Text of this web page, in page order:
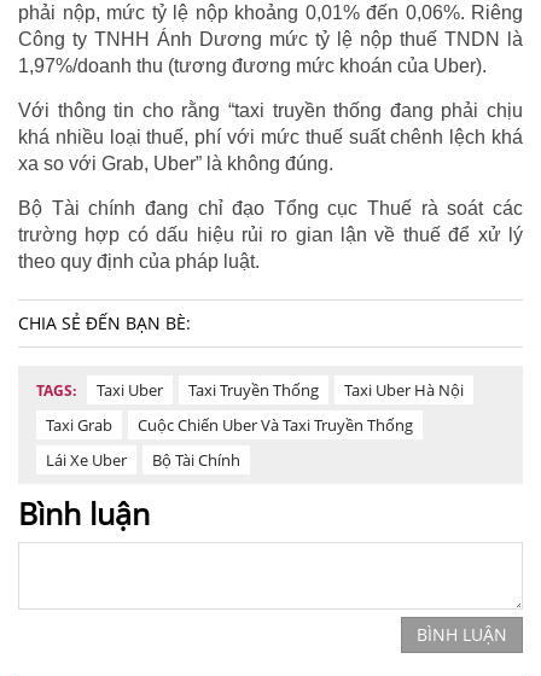
phải nộp, mức tỷ lệ nộp khoảng 0,01% đến 0,06%. Riêng
Công ty TNHH Ánh Dương mức tỷ lệ nộp thuế TNDN là
1,97%/doanh thu (tương đương mức khoán của Uber).
Với thông tin cho rằng “taxi truyền thống đang phải chịu
khá nhiều loại thuế, phí với mức thuế suất chênh lệch khá
xa so với Grab, Uber” là không đúng.
Bộ Tài chính đang chỉ đạo Tổng cục Thuế rà soát các
trường hợp có dấu hiệu rủi ro gian lận về thuế để xử lý
theo quy định của pháp luật.
CHIA SẺ ĐẾN BẠN BÈ:
TAGS: Taxi Uber Taxi Truyền Thống
Taxi Uber Hà Nội
Taxi Grab
Cuộc Chiến Uber Và Taxi Truyền Thống
Lái Xe Uber
Bộ Tài Chính
Bình luận
BÌNH LUẬN